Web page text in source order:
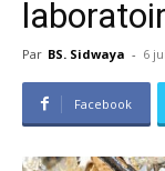
Par BS. Sidwaya - 6
Facebook